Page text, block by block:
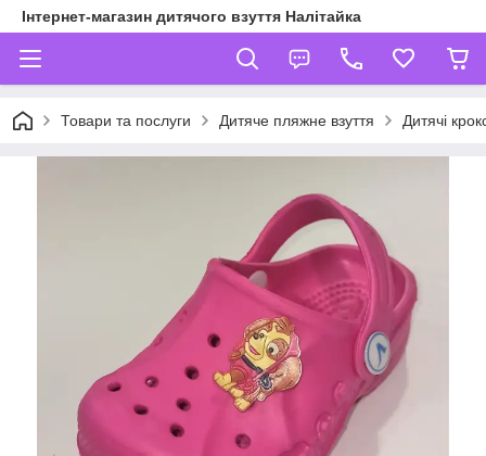
Інтернет-магазин дитячого взуття Налітайка
Товари та послуги Дитяче пляжне взуття Дитячі